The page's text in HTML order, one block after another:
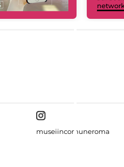
museiincomuneroma